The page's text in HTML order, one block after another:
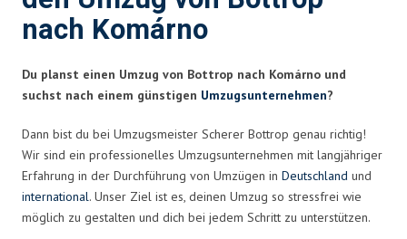
nach Komárno
Du planst einen Umzug von Bottrop nach Komárno und
suchst nach einem günstigen Umzugsunternehmen?
Dann bist du bei Umzugsmeister Scherer Bottrop genau richtig!
Wir sind ein professionelles Umzugsunternehmen mit langjähriger
Erfahrung in der Durchführung von Umzügen in Deutschland und
international. Unser Ziel ist es, deinen Umzug so stressfrei wie
möglich zu gestalten und dich bei jedem Schritt zu unterstützen.